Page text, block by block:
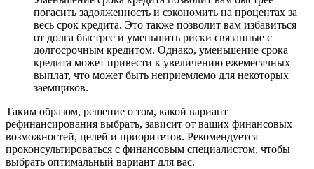
погасить задолженность и сэкономить на процентах за
весь срок кредита. Это также позволит вам избавиться
от долга быстрее и уменьшить риски связанные с
долгосрочным кредитом. Однако, уменьшение срока
кредита может привести к увеличению ежемесячных
выплат, что может быть неприемлемо для некоторых
заемщиков.
Таким образом, решение о том, какой вариант
рефинансирования выбрать, зависит от ваших финансовых
возможностей, целей и приоритетов. Рекомендуется
проконсультироваться с финансовым специалистом, чтобы
выбрать оптимальный вариант для вас.